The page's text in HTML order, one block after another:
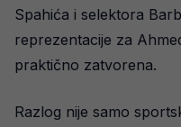
Spahića i selektora
reprezentacije za
praktično zatvorena.
Razlog nije samo